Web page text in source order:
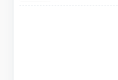
大类：剑客